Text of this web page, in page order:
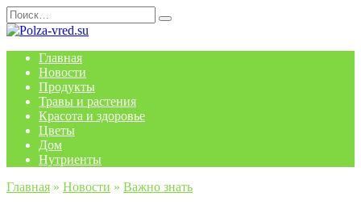
Перейти
к
Search
for:
Главная
Новости
Продукты
Травы и растения
Красота и здоровье
Цветы
Дом
Нутриенты
Главная » Новости » Важно знать